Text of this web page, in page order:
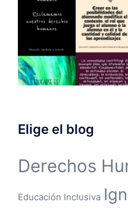
Elige el blog
Derechos
Educación Inclusiva